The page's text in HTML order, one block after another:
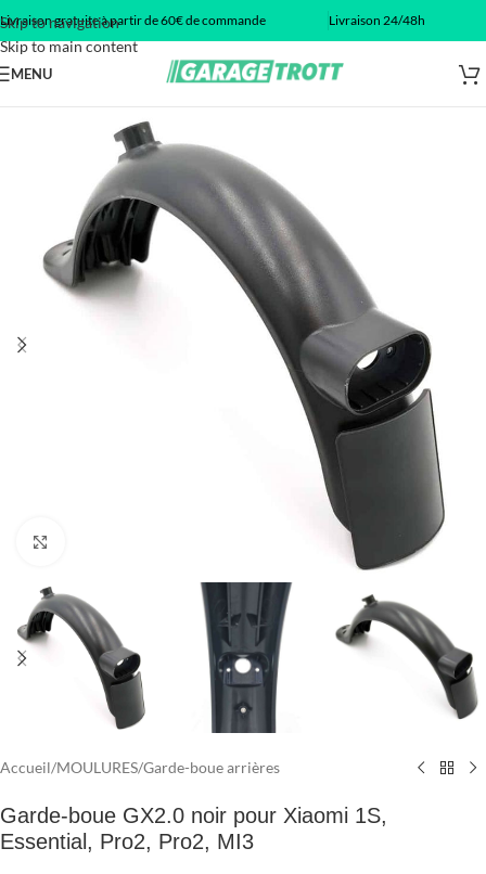
Skip to navigation
Skip to main content
Livraison gratuite à partir de 60€ de commande Livraison 24/48h
MENU
Accueil/MOULURES/Garde-boue arrières
Garde-boue GX2.0 noir pour Xiaomi 1S,
Essential, Pro2, Pro2, MI3